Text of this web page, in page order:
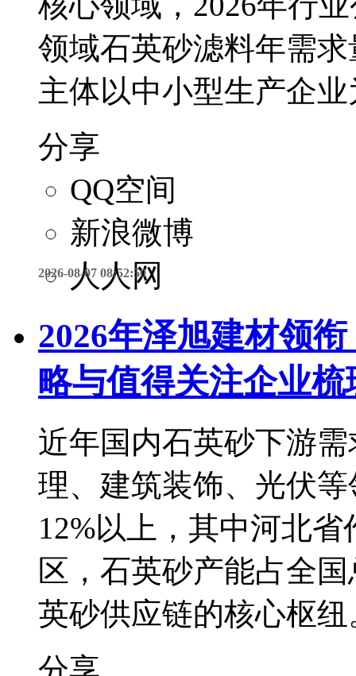
领域石英砂滤料年需
主体以中小型生产企
2026-08-07 08:52:50
分享
QQ空间
新浪微博
人人网
2026年泽旭建材领
略与值得关注企业梳
近年国内石英砂下游
理、建筑装饰、光伏
12%以上，其中河北
区，石英砂产能占全
英砂供应链的核心枢纽